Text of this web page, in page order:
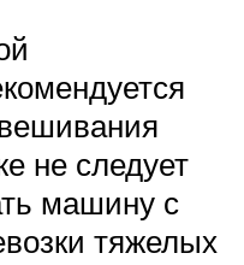
не следует
машину с
тяжелых